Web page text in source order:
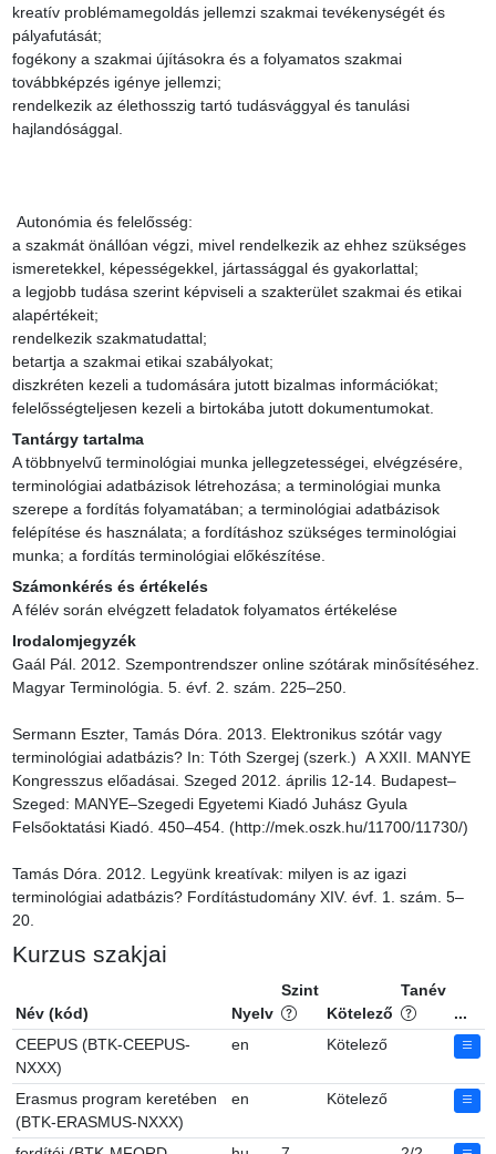
kreatív problémamegoldás jellemzi szakmai tevékenységét és
pályafutását;
fogékony a szakmai újításokra és a folyamatos szakmai
továbbképzés igénye jellemzi;
rendelkezik az élethosszig tartó tudásvággyal és tanulási
hajlandósággal.
a szakmát önállóan végzi, mivel rendelkezik az ehhez szükséges
ismeretekkel, képességekkel, jártassággal és gyakorlattal;
a legjobb tudása szerint képviseli a szakterület szakmai és etikai
alapértékeit;
rendelkezik szakmatudattal;
betartja a szakmai etikai szabályokat;
diszkréten kezeli a tudomására jutott bizalmas információkat;
felelősségteljesen kezeli a birtokába jutott dokumentumokat.
Tantárgy tartalma
A többnyelvű terminológiai munka jellegzetességei, elvégzésére,
terminológiai adatbázisok létrehozása; a terminológiai munka
szerepe a fordítás folyamatában; a terminológiai adatbázisok
felépítése és használata; a fordításhoz szükséges terminológiai
munka; a fordítás terminológiai előkészítése.
Számonkérés és értékelés
A félév során elvégzett feladatok folyamatos értékelése
Irodalomjegyzék
Gaál Pál. 2012. Szempontrendszer online szótárak minősítéséhez.
Magyar Terminológia. 5. évf. 2. szám. 225–250.
Sermann Eszter, Tamás Dóra. 2013. Elektronikus szótár vagy
terminológiai adatbázis? In: Tóth Szergej (szerk.)  A XXII. MANYE
Kongresszus előadásai. Szeged 2012. április 12-14. Budapest–
Szeged: MANYE–Szegedi Egyetemi Kiadó Juhász Gyula
Felsőoktatási Kiadó. 450–454. (http://mek.oszk.hu/11700/11730/)
Tamás Dóra. 2012. Legyünk kreatívak: milyen is az igazi
terminológiai adatbázis? Fordítástudomány XIV. évf. 1. szám. 5–
20.
Kurzus szakjai
Név (kód) Nyelv
Szint
Kötelező
Tanév
...
CEEPUS (BTK-CEEPUS-
NXXX)
en Kötelező
Erasmus program keretében
(BTK-ERASMUS-NXXX)
en Kötelező